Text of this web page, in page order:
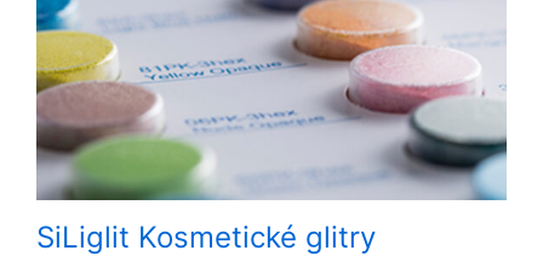
SiLiglit Kosmetické glitry